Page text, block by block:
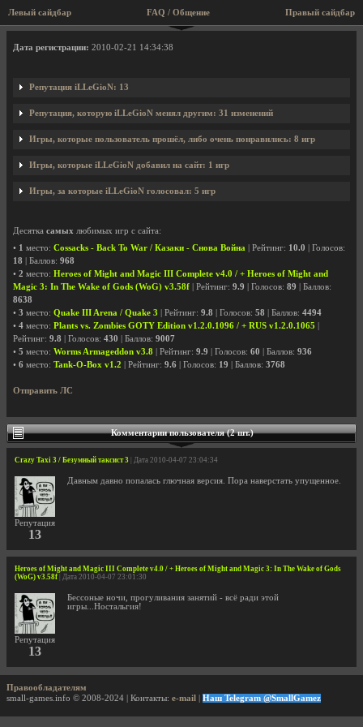
Левый сайдбар Правый сайдбар
FAQ / Общение
Профиль пользователя iLLeGioN
Дата регистрации: 2010-02-21 14:34:38
Репутация iLLeGioN: 13
Репутация, которую iLLeGioN менял другим: 31 изменений
Игры, которые пользователь прошёл, либо очень понравились: 8 игр
Игры, которые iLLeGioN добавил на сайт: 1 игр
Игры, за которые iLLeGioN голосовал: 5 игр
Десятка самых любимых игр с сайта:
• 1 место: Cossacks - Back To War / Казаки - Снова Война | Рейтинг: 10.0 | Голосов:
18 | Баллов: 968
• 2 место: Heroes of Might and Magic III Complete v4.0 / + Heroes of Might and
Magic 3: In The Wake of Gods (WoG) v3.58f | Рейтинг: 9.9 | Голосов: 89 | Баллов:
8638
• 3 место: Quake III Arena / Quake 3 | Рейтинг: 9.8 | Голосов: 58 | Баллов: 4494
• 4 место: Plants vs. Zombies GOTY Edition v1.2.0.1096 / + RUS v1.2.0.1065
Рейтинг: 9.8 | Голосов: 430 | Баллов: 9007
• 5 место: Worms Armageddon v3.8 | Рейтинг: 9.9 | Голосов: 60 | Баллов: 936
• 6 место: Tank-O-Box v1.2 | Рейтинг: 9.6 | Голосов: 19 | Баллов: 3768
Отправить ЛС
Комментарии пользователя (2 шт.)
Crazy Taxi 3 / Безумный таксист 3 | Дата 2010-04-07 23:04:34
Репутация
13
Давным давно попалась глючная версия. Пора наверстать упущенное.
Heroes of Might and Magic III Complete v4.0 / + Heroes of Might and Magic 3: In The Wake of Gods
(WoG) v3.58f | Дата 2010-04-07 23:01:30
Репутация
13
Бессоные ночи, прогуливания занятий - всё ради этой
игры...Ностальгия!
Правообладателям
small-games.info © 2008-2024 | Контакты: e-mail Наш Telegram @SmallGamez